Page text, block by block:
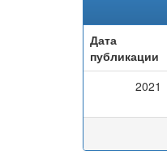
Дата
публикации
2021